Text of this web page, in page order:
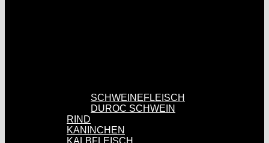
SCHWEINEFLEISCH
DUROC SCHWEIN
RIND
KANINCHEN